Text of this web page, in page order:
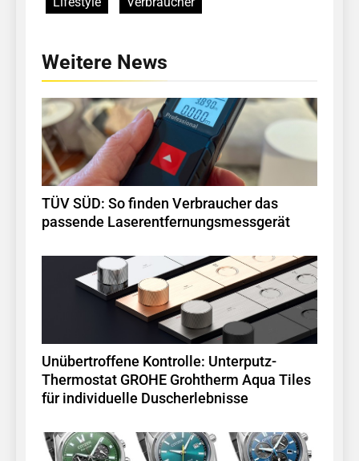
Weitere News
TÜV SÜD: So finden Verbraucher das
passende Laserentfernungsmessgerät
Unübertroffene Kontrolle: Unterputz-
Thermostat GROHE Grohtherm Aqua Tiles
für individuelle Duscherlebnisse